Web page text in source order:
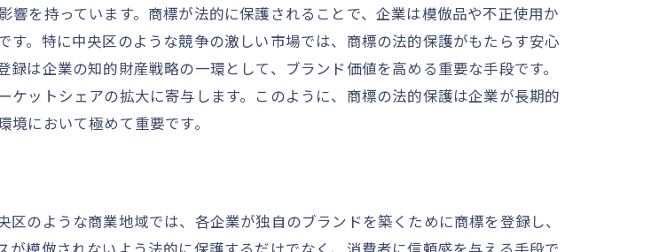
方法
援機関の利用
面する課題とその解決策
その対策
事前予防策
を持っています。商標が法的に保護されることで、企業は模倣品や不正使用か
。特に中央区のような競争の激しい市場では、商標の法的保護がもたらす安心
は企業の知的財産戦略の一環として、ブランド価値を高める重要な手段です。
ットシェアの拡大に寄与します。このように、商標の法的保護は企業が長期的
において極めて重要です。
のような商業地域では、各企業が独自のブランドを築くために商標を登録し、